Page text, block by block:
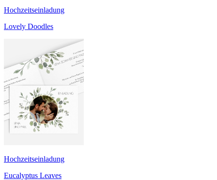
Hochzeitseinladung
Lovely Doodles
Hochzeitseinladung
Eucalyptus Leaves